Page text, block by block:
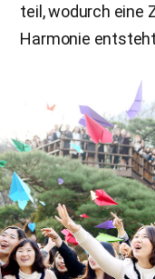
teil, wodurch eine
Harmonie